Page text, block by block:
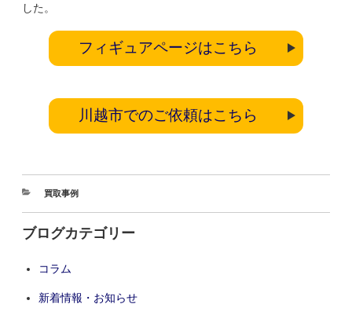
した。
フィギュアページはこちら
川越市でのご依頼はこちら
買取事例
ブログカテゴリー
コラム
新着情報・お知らせ